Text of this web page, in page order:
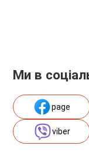
Ми в
page
viber